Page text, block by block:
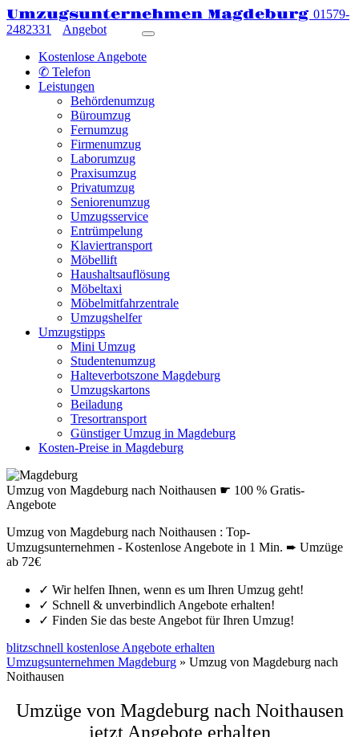
Umzugsunternehmen Magdeburg 01579-
2482331
Angebot
Kostenlose Angebote
✆ Telefon
Leistungen
Behördenumzug
Büroumzug
Fernumzug
Firmenumzug
Laborumzug
Praxisumzug
Privatumzug
Seniorenumzug
Umzugsservice
Entrümpelung
Klaviertransport
Möbellift
Haushaltsauflösung
Möbeltaxi
Möbelmitfahrzentrale
Umzugshelfer
Umzugstipps
Mini Umzug
Studentenumzug
Halteverbotszone Magdeburg
Umzugskartons
Beiladung
Tresortransport
Günstiger Umzug in Magdeburg
Kosten-Preise in Magdeburg
Umzug von Magdeburg nach Noithausen ☛ 100 % Gratis-
Angebote
Umzug von Magdeburg nach Noithausen : Top-
Umzugsunternehmen - Kostenlose Angebote in 1 Min. ➨ Umzüge
ab 72€
✓ Wir helfen Ihnen, wenn es um Ihren Umzug geht!
✓ Schnell & unverbindlich Angebote erhalten!
✓ Finden Sie das beste Angebot für Ihren Umzug!
blitzschnell kostenlose Angebote erhalten
Umzugsunternehmen Magdeburg » Umzug von Magdeburg nach
Noithausen
Umzüge von Magdeburg nach Noithausen
jetzt Angebote erhalten